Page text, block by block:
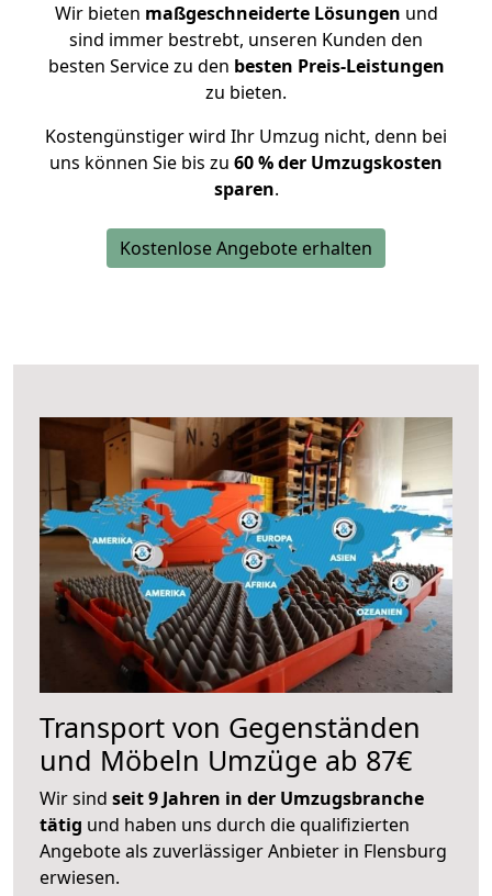
Wir bieten maßgeschneiderte Lösungen und
sind immer bestrebt, unseren Kunden den
besten Service zu den besten Preis-Leistungen
zu bieten.
Kostengünstiger wird Ihr Umzug nicht, denn bei
uns können Sie bis zu 60 % der Umzugskosten
sparen.
Kostenlose Angebote erhalten
Transport von Gegenständen
und Möbeln Umzüge ab 87€
Wir sind seit 9 Jahren in der Umzugsbranche
tätig und haben uns durch die qualifizierten
Angebote als zuverlässiger Anbieter in Flensburg
erwiesen.